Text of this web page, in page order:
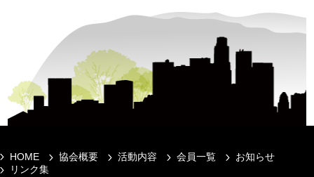
HOME 協会概要 活動内容 会員一覧
お知らせ
リンク集